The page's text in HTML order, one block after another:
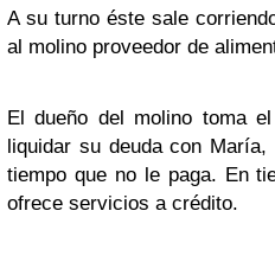
A su turno éste sale
al molino proveedor de
El dueño del molino toma
liquidar su deuda con
tiempo que no le paga. En
ofrece servicios a crédito.